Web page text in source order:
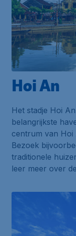
Hoi An
Het stadje Hoi
belangrijkste
centrum van Hoi
Bezoek
traditionele
leer meer over